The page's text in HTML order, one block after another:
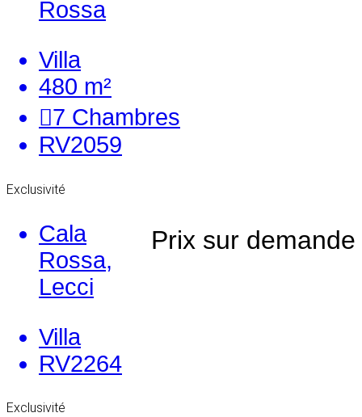
Rossa
Villa
480 m²
7 Chambres
RV2059
Exclusivité
Prix sur demande
Cala
Rossa,
Lecci
Villa
RV2264
Exclusivité